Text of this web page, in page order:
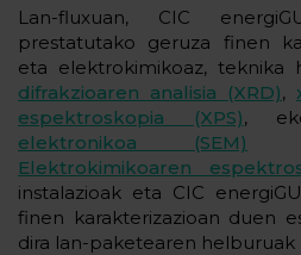
Lan-fluxuan, CIC
prestatutako geruza finen
eta elektrokimikoaz, teknika
difrakzioaren analisia (XRD),
espektroskopia (XPS),
elektronikoa (SEM)
Elektrokimikoaren
instalazioak eta CIC
finen karakterizazioan duen
dira lan-paketearen helburuak